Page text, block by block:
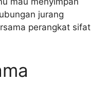
jurang
perangkat sifat